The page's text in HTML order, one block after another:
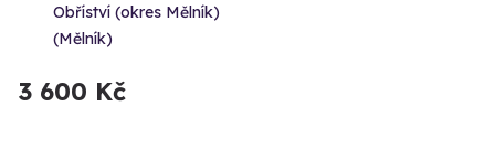
Obříství (okres Mělník)
(Mělník)
3 600 Kč